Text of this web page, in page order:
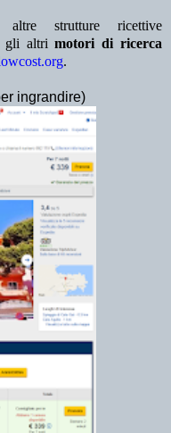
strutture ricettive
gli altrimotori di ricerca
.
ingrandire)